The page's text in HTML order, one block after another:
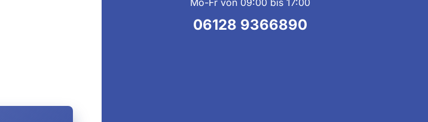
Mo-Fr von 09:00 bis 17:00
06128 9366890